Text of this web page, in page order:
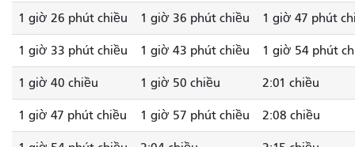
1 giờ 26 phút chiều 1 giờ 36 phút chiều 1 giờ 47 phút
1 giờ 33 phút chiều 1 giờ 43 phút chiều 1 giờ 54 phút
1 giờ 40 chiều 1 giờ 50 chiều 2:01 chiều
1 giờ 47 phút chiều 1 giờ 57 phút chiều 2:08 chiều